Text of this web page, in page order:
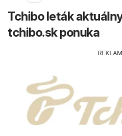
Tchibo leták
tchibo.sk ponuka